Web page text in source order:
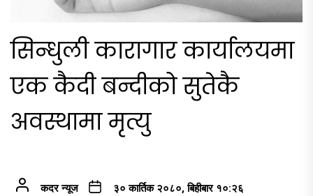
सिन्धुली कारागार कार्यालयमा
एक कैदी बन्दीको सुतेकै
अवस्थामा मृत्यु
कदर न्यूज ३० कार्तिक २०८०, बिहीबार १०:२६